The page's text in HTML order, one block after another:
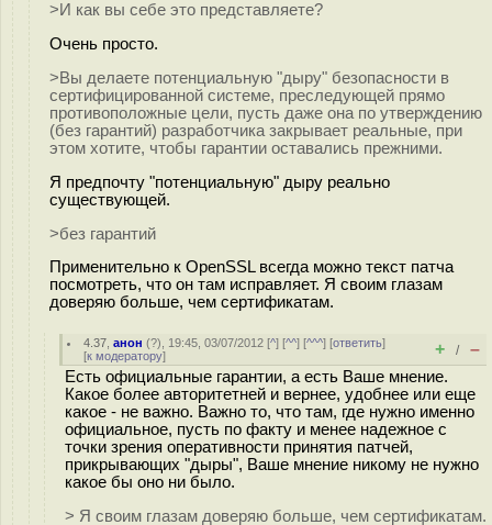
>И как вы себе это представляете?
Очень просто.
>Вы делаете потенциальную "дыру" безопасности в
сертифицированной системе, преследующей прямо
противоположные цели, пусть даже она по утверждению
(без гарантий) разработчика закрывает реальные, при
этом хотите, чтобы гарантии оставались прежними.
Я предпочту "потенциальную" дыру реально
существующей.
>без гарантий
Применительно к OpenSSL всегда можно текст патча
посмотреть, что он там исправляет. Я своим глазам
доверяю больше, чем сертификатам.
4.37 ,анон (?), 19:45, 03/07/2012 [^] [^^] [^^^] [ответить]
[к модератору] + / –
Есть официальные гарантии, а есть Ваше мнение.
Какое более авторитетней и вернее, удобнее или еще
какое - не важно. Важно то, что там, где нужно именно
официальное, пусть по факту и менее надежное с
точки зрения оперативности принятия патчей,
прикрывающих "дыры", Ваше мнение никому не нужно
какое бы оно ни было.
> Я своим глазам доверяю больше, чем сертификатам.